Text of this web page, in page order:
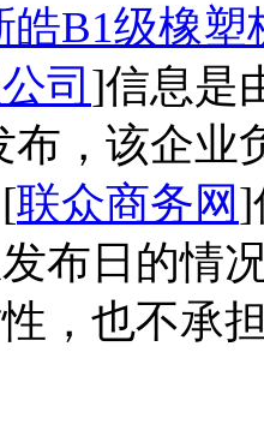
皓B1级橡
司 ]信息是
布，该企业
联众商务网]
布日的情
，也不承